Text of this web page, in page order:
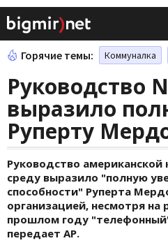
Горячие темы: Коммуналка
Руководство
выразило
Руперту
Руководство американской
среду выразило "полную
способности" Руперта
организацией, несмотря на
прошлом году
передает AP.